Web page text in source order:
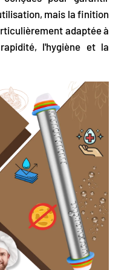
mais la finition
adaptée à
l'hygiène et la